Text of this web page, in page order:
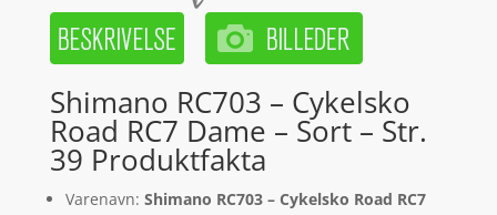
Shimano RC703 – Cykelsko
Road RC7 Dame – Sort – Str.
39 Produktfakta
Varenavn: Shimano RC703 – Cykelsko Road RC7